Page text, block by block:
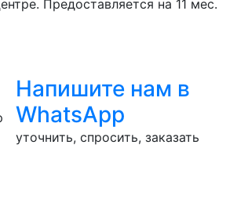
Предоставляется на 11 мес.
Напишите нам в
WhatsApp
уточнить, спросить, заказать